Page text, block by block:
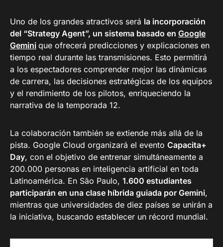
Uno de los grandes atractivos será la incorporación
del “Strategy Agent”, un sistema basado en Google
Gemini que ofrecerá predicciones y explicaciones en
tiempo real durante las transmisiones. Esto permitirá
a los espectadores comprender mejor las dinámicas
de carrera, las decisiones estratégicas de los equipos
y el rendimiento de los pilotos, enriqueciendo la
narrativa de la temporada 12.
La colaboración también se extiende más allá de la
pista. Google Cloud organizará el evento Capacita+
Day, con el objetivo de entrenar simultáneamente a
200.000 personas en inteligencia artificial en toda
Latinoamérica. En São Paulo, 1.600 estudiantes
participarán en una clase híbrida guiada por Gemini,
mientras que universidades de diez países se unirán a
la iniciativa, buscando establecer un récord mundial.